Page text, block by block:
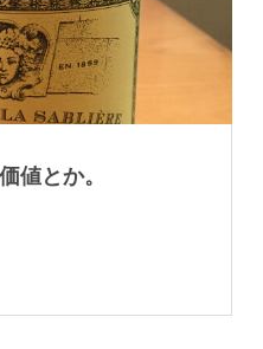
値とか。